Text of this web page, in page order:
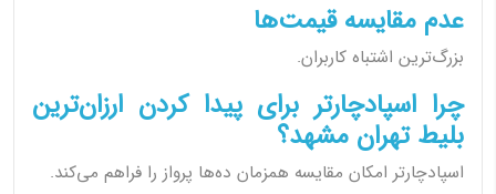
عدم مقایسه قیمت‌ها
بزرگ‌ترین اشتباه کاربران.
چرا اسپادچارتر برای پیدا کردن ارزان‌ترین
بلیط تهران مشهد؟
اسپادچارتر امکان مقایسه همزمان ده‌ها پرواز را فراهم می‌کند.